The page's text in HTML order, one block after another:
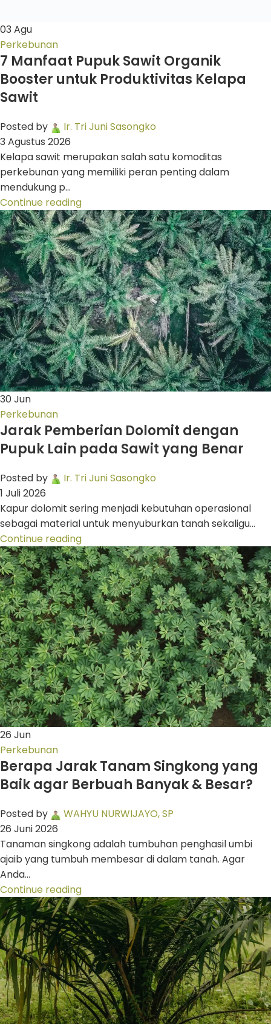
03 Agu
Perkebunan
7 Manfaat Pupuk Sawit Organik
Booster untuk Produktivitas Kelapa
Sawit
Posted by
Ir. Tri Juni Sasongko
3 Agustus 2026
Kelapa sawit merupakan salah satu komoditas
perkebunan yang memiliki peran penting dalam
mendukung p...
Continue reading
30Jun
Perkebunan
Jarak Pemberian Dolomit dengan
Pupuk Lain pada Sawit yang Benar
Posted by
Ir. Tri Juni Sasongko
1 Juli 2026
Kapur dolomit sering menjadi kebutuhan operasional
sebagai material untuk menyuburkan tanah sekaligu...
Continue reading
26 Jun
Perkebunan
Berapa Jarak Tanam Singkong yang
Baik agar Berbuah Banyak & Besar?
Posted by
WAHYU NURWIJAYO, SP
26 Juni 2026
Tanaman singkong adalah tumbuhan penghasil umbi
ajaib yang tumbuh membesar di dalam tanah. Agar
Anda...
Continue reading